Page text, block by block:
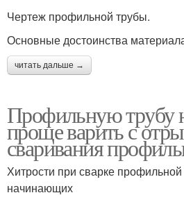
Чертеж профильной трубы.
Основные достоинства
читать дальше →
Профильную трубу
проще варить с
сваривания
Хитрости при сварке
начинающих